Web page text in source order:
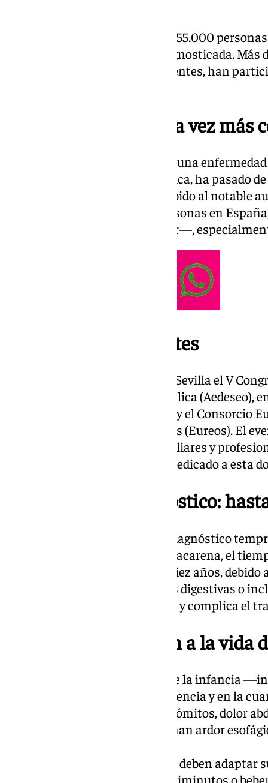
La patología afecta ya a más de 55.000
niños y jóvenes, y está infradiagnosticada. Más
profesionales sanitarios y pacientes, han
Una enfermedad cada vez más
La esofagitis eosinofílica (EoE), una
causada por una reacción alérgica, ha pasado
clasificada como emergente debido al notable
ya afecta a una de cada 500 personas en
disfagia —dificultad para tragar—,
Más de 1.800 asistentes
Este sábado se ha celebrado en Sevilla el V
Española de Esofagitis Eosinofílica (Aedeseo),
Universitario Virgen Macarena y el Consorcio
Eosinofílicas Gastrointestinales (Eureos). El
personas, entre pacientes, familiares y
principal encuentro científico dedicado a esta
Retrasos en el diagnóstico:
Uno de los grandes retos es el diagnóstico
Argüelles, del hospital Virgen Macarena, el
enfermedad puede llegar a los diez años,
confunden con otras patologías digestivas o
deterioro progresivo del esófago y complica el
Síntomas que afectan a la vida
La EoE puede presentarse desde la infancia
picos de aparición en la adolescencia y en la
síntomas más frecuentes son vómitos, dolor
mientras que en adultos se suman ardor
Para poder comer, los pacientes deben